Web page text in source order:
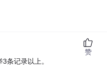
条记录以上。
赞